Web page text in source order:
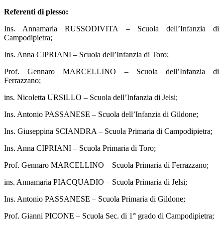
Referenti di plesso:
Ins. Annamaria RUSSODIVITA – Scuola dell’Infanzia di
Campodipietra;
Ins. Anna CIPRIANI – Scuola dell’Infanzia di Toro;
Prof. Gennaro MARCELLINO – Scuola dell’Infanzia di
Ferrazzano;
ins. Nicoletta URSILLO – Scuola dell’Infanzia di Jelsi;
Ins. Antonio PASSANESE – Scuola dell’Infanzia di Gildone;
Ins. Giuseppina SCIANDRA – Scuola Primaria di Campodipietra;
Ins. Anna CIPRIANI – Scuola Primaria di Toro;
Prof. Gennaro MARCELLINO – Scuola Primaria di Ferrazzano;
ins. Annamaria PIACQUADIO – Scuola Primaria di Jelsi;
Ins. Antonio PASSANESE – Scuola Primaria di Gildone;
Prof. Gianni PICONE – Scuola Sec. di 1° grado di Campodipietra;